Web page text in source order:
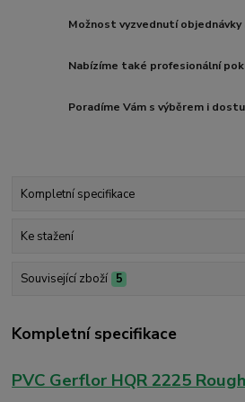
Možnost vyzvednutí objednávky
Nabízíme také profesionální
Poradíme Vám s výběrem i
Kompletní specifikace
Ke stažení
Související zboží 5
Kompletní specifikace
PVC Gerflor HQR 2225